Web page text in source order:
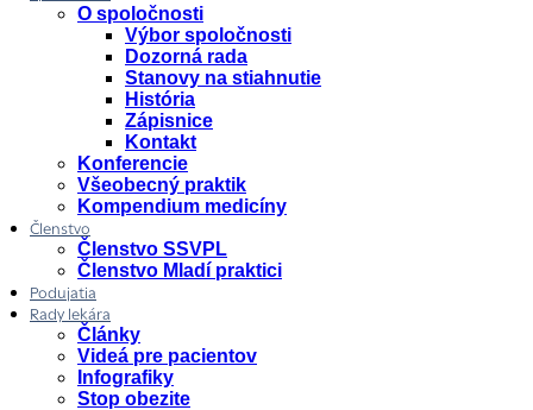
O spoločnosti
Výbor spoločnosti
Dozorná rada
Stanovy na stiahnutie
História
Zápisnice
Kontakt
Konferencie
Všeobecný praktik
Kompendium medicíny
Členstvo
Členstvo SSVPL
Členstvo Mladí praktici
Podujatia
Rady lekára
Články
Videá pre pacientov
Infografiky
Stop obezite